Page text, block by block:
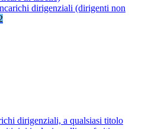
dirigenziali (dirigenti non
dirigenziali, a qualsiasi titolo